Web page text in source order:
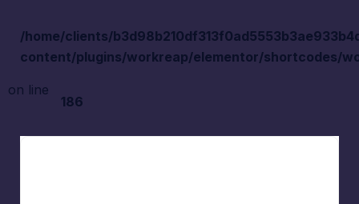
/home/clients/
content/plugins/workreap/elementor/shortcodes/
on line
186